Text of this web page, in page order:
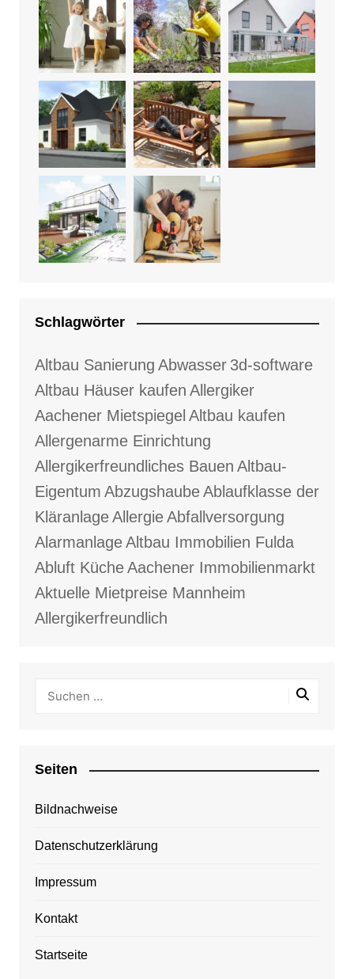
Schlagwörter
Altbau Sanierung Abwasser 3d-software
Altbau Häuser kaufen Allergiker
Aachener Mietspiegel Altbau kaufen
Allergenarme Einrichtung
Allergikerfreundliches Bauen Altbau-
Eigentum AbzugshaubeAblaufklasse der
KläranlageAllergieAbfallversorgung
AlarmanlageAltbau Immobilien Fulda
Abluft KücheAachener Immobilienmarkt
Aktuelle Mietpreise Mannheim
Allergikerfreundlich
Seiten
Bildnachweise
Datenschutzerklärung
Impressum
Kontakt
Startseite